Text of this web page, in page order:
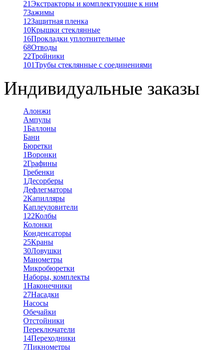
21Экстракторы и комплектующие к ним
7Зажимы
12Защитная пленка
10Крышки стеклянные
16Прокладки уплотнительные
68Отводы
22Тройники
101Трубы стеклянные с соединениями
Индивидуальные заказы
Алонжи
Ампулы
1Баллоны
Бани
Бюретки
1Воронки
2Графины
Гребенки
1 Десорберы
Дефлегматоры
2Капилляры
Каплеуловители
122Колбы
Колонки
Конденсаторы
25Краны
30Ловушки
Манометры
Микробюретки
Наборы, комплекты
1Наконечники
27Насадки
Насосы
Обечайки
Отстойники
Переключатели
14Переходники
7Пикнометры